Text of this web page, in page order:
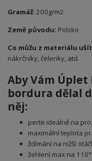
Gramáž: 200g/m2
Země původu: Polsko
Co můžu z materiálu ušít
nákrčníky, čelenky, atd.
Aby Vám
bordura dělal
něj:
perte ideálně na
maximální teplota
ždímání na nižší
žehlení max na